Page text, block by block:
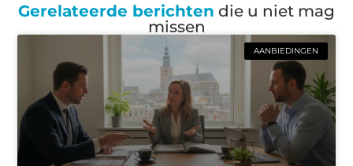
Gerelateerde berichten die u niet mag
missen
AANBIEDINGEN